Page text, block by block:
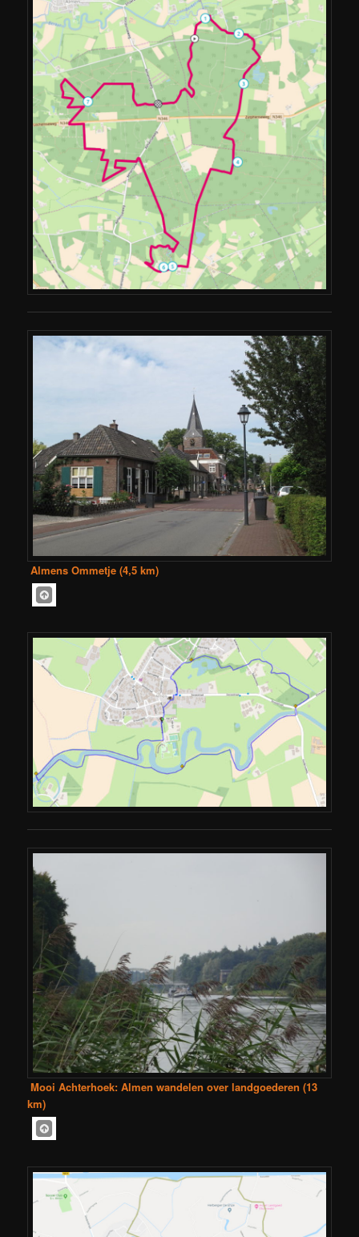
Almens Ommetje (4,5 km)
Mooi Achterhoek: Almen wandelen over landgoederen (13
km)